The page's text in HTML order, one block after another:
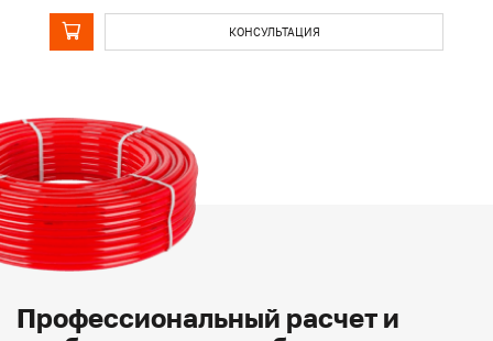
КОНСУЛЬТАЦИЯ
Профессиональный расчет и